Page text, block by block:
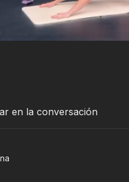
en la conversación